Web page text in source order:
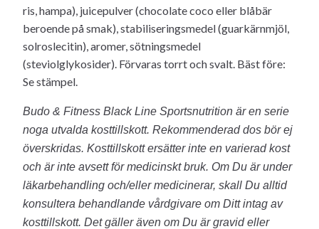
ris, hampa), juicepulver (chocolate coco eller blåbär
beroende på smak), stabiliseringsmedel (guarkärnmjöl,
solroslecitin), aromer, sötningsmedel
(steviolglykosider). Förvaras torrt och svalt. Bäst före:
Se stämpel.
Budo & Fitness Black Line Sportsnutrition är en serie
noga utvalda kosttillskott. Rekommenderad dos bör ej
överskridas. Kosttillskott ersätter inte en varierad kost
och är inte avsett för medicinskt bruk. Om Du är under
läkarbehandling och/eller medicinerar, skall Du alltid
konsultera behandlande vårdgivare om Ditt intag av
kosttillskott. Det gäller även om Du är gravid eller